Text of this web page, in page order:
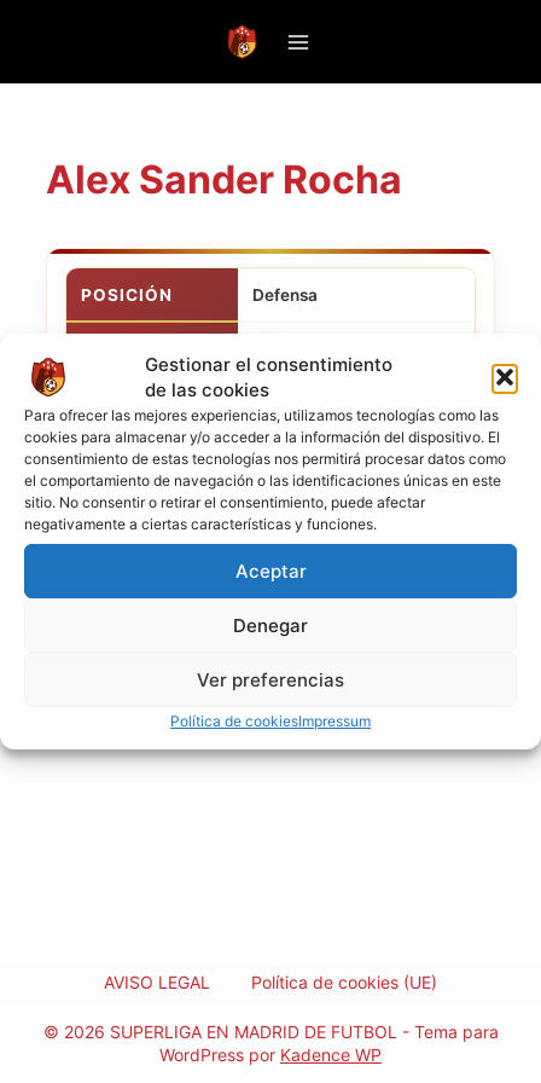
Gestionar el consentimiento
de las cookies
Para ofrecer las mejores experiencias, utilizamos tecnologías como las
cookies para almacenar y/o acceder a la información del dispositivo. El
consentimiento de estas tecnologías nos permitirá procesar datos como
el comportamiento de navegación o las identificaciones únicas en este
sitio. No consentir o retirar el consentimiento, puede afectar
negativamente a ciertas características y funciones.
Aceptar
Denegar
Ver preferencias
Política de cookiesImpressum
Alex Sander Rocha
POSICIÓN Defensa
NACIONALIDAD
AVISO LEGAL Política de cookies (UE)
© 2026 SUPERLIGA EN MADRID DE FUTBOL - Tema para
WordPress por Kadence WP